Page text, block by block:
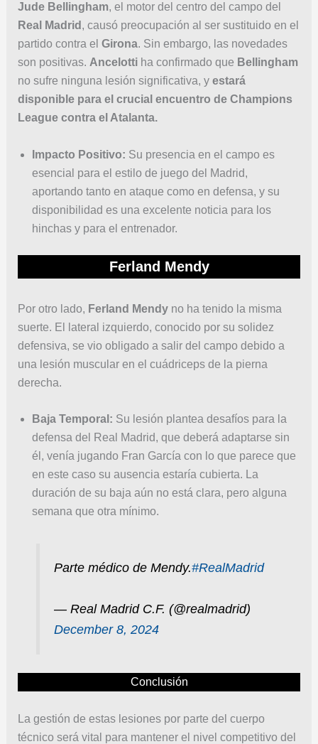
Jude Bellingham, el motor del centro del campo del
Real Madrid , causó preocupación al ser sustituido en el
partido contra el Girona. Sin embargo, las novedades
son positivas. Ancelotti ha confirmado que Bellingham
no sufre ninguna lesión significativa, y estará
disponible para el crucial encuentro de Champions
League contra el Atalanta.
Impacto Positivo: Su presencia en el campo es
esencial para el estilo de juego del Madrid,
aportando tanto en ataque como en defensa, y su
disponibilidad es una excelente noticia para los
hinchas y para el entrenador.
Ferland Mendy
Por otro lado, Ferland Mendyno ha tenido la misma
suerte. El lateral izquierdo, conocido por su solidez
defensiva, se vio obligado a salir del campo debido a
una lesión muscular en el cuádriceps de la pierna
derecha.
Baja Temporal: Su lesión plantea desafíos para la
defensa del Real Madrid, que deberá adaptarse sin
él, venía jugando Fran García con lo que parece que
en este caso su ausencia estaría cubierta. La
duración de su baja aún no está clara, pero alguna
semana que otra mínimo.
Parte médico de Mendy.#RealMadrid
— Real Madrid C.F. (@realmadrid)
December 8, 2024
Conclusión
La gestión de estas lesiones por parte del cuerpo
técnico será vital para mantener el nivel competitivo del